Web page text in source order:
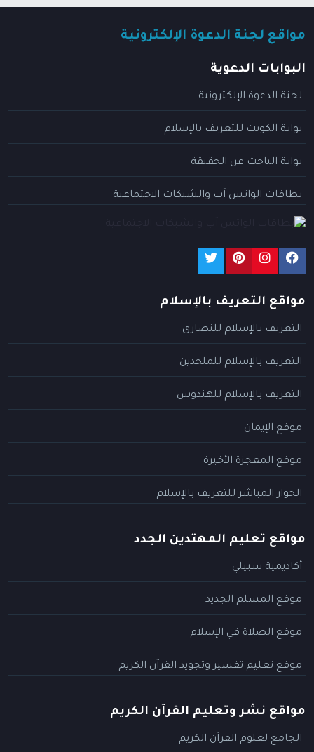
مواقع لجنة الدعوة الإلكترونية
البوابات الدعوية
لجنة الدعوة الإلكترونية
بوابة الكويت للتعريف بالإسلام
بوابة الباحث عن الحقيقة
بطاقات الواتس آب والشبكات الاجتماعية
مواقع التعريف بالإسلام
التعريف بالإسلام للنصارى
التعريف بالإسلام للملحدين
التعريف بالإسلام للهندوس
موقع الإيمان
موقع المعجزة الأخيرة
الحوار المباشر للتعريف بالإسلام
مواقع تعليم المهتدين الجدد
أكاديمية سبيلي
موقع المسلم الجديد
موقع الصلاة في الإسلام
موقع تعليم تفسير وتجويد القرآن الكريم
مواقع نشر وتعليم القرآن الكريم
الجامع لعلوم القرآن الكريم